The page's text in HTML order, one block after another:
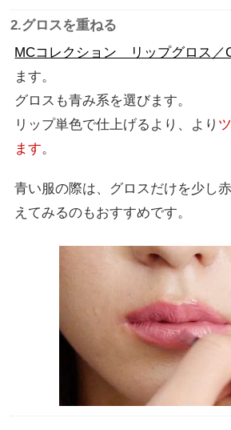
2.グロスを重ねる
MCコレクション リップグロス／
ます。
グロスも青み系を選びます。
リップ単色で仕上げるより、より
ます。
青い服の際は、グロスだけを少し
えてみるのもおすすめです。